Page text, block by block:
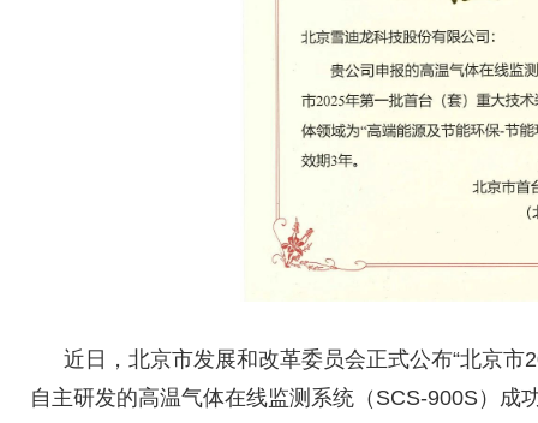
近日，北京市发展和改革委员会正式公布“北京市
自主研发的高温气体在线监测系统（ SCS-900S）成